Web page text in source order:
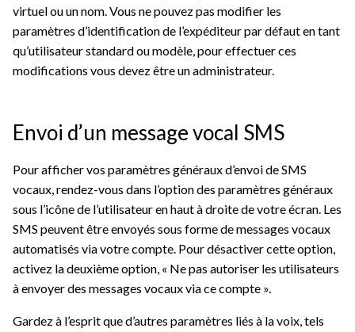
virtuel ou un nom. Vous ne pouvez pas modifier les
paramètres d’identification de l’expéditeur par défaut en tant
qu’utilisateur standard ou modèle, pour effectuer ces
modifications vous devez être un administrateur.
Envoi d’un message vocal SMS
Pour afficher vos paramètres généraux d’envoi de SMS
vocaux, rendez-vous dans l’option des paramètres généraux
sous l’icône de l’utilisateur en haut à droite de votre écran. Les
SMS peuvent être envoyés sous forme de messages vocaux
automatisés via votre compte. Pour désactiver cette option,
activez la deuxième option, « Ne pas autoriser les utilisateurs
à envoyer des messages vocaux via ce compte ».
Gardez à l’esprit que d’autres paramètres liés à la voix, tels